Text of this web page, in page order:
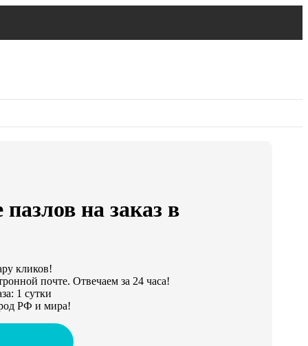
на заказ в
кликов!
почте. Отвечаем за 24 часа!
1 сутки
РФ и мира!